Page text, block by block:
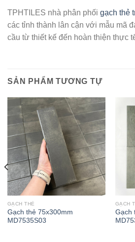
TPHTILES nhà phân phối gạch thẻ
các tỉnh thành lân cận với mẫu mã
cầu từ thiết kế đến hoàn thiện thực
SẢN PHẨM TƯƠNG TỰ
GẠCH THẺ
Gạch thẻ 75x300mm
MD7535S03
GẠCH
Gạch